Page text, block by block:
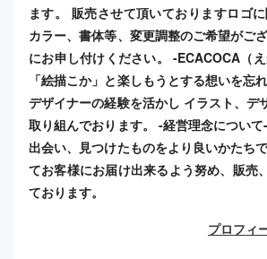
ます。 販売させて頂いておりますロゴに
カラー、書体等、変更調整のご希望がご
にお申し付けください。 -ECACOCA（
「絵描こか」と楽しもうとする想いを忘
デザイナーの経験を活かし イラスト、デ
取り組んでおります。 -経営理念につい
出会い、見つけたものをより良いかたち
てお客様にお届け出来るよう努め、販売
ております。
プロフィ